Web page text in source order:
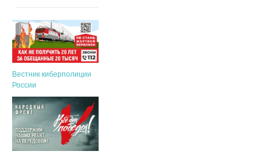
Вестник киберполиции
России